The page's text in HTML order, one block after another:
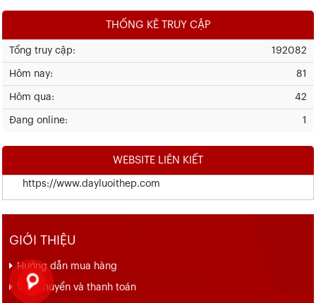
THỐNG KÊ TRUY CẬP
192082
Tổng truy cập:
81
Hôm nay:
42
Hôm qua:
1
Đang online:
WEBSITE LIÊN KIẾT
https://www.dayluoithep.com
GIỚI THIỆU
Hướng dẫn mua hàng
Vận chuyển và thanh toán